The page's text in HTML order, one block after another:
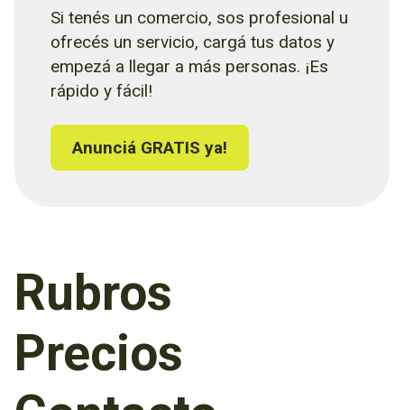
Si tenés un comercio, sos profesional u
ofrecés un servicio, cargá tus datos y
empezá a llegar a más personas. ¡Es
rápido y fácil!
Anunciá GRATIS ya!
Rubros
Precios